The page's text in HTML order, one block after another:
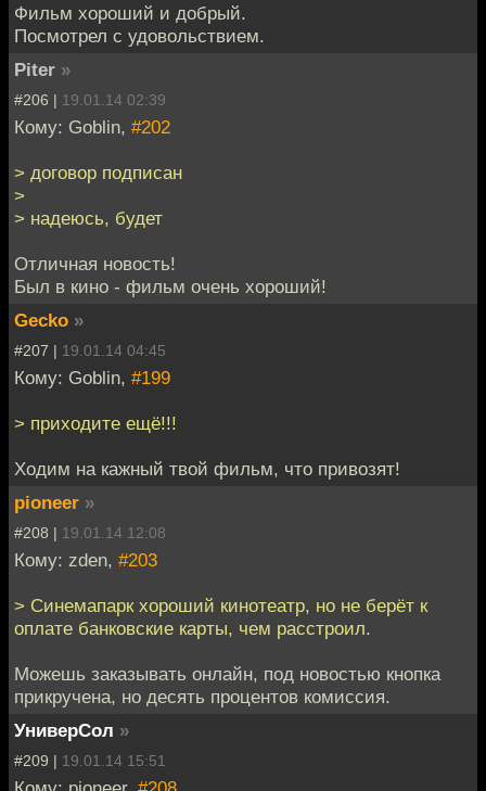
Фильм хороший и добрый.
Посмотрел с удовольствием.
Piter »
#206 | 19.01.14 02:39
Кому: Goblin, #202
> договор подписан
>
> надеюсь, будет
Отличная новость!
Был в кино - фильм очень хороший!
Gecko »
#207 | 19.01.14 04:45
Кому: Goblin, #199
> приходите ещё!!!
Ходим на кажный твой фильм, что привозят!
pioneer »
#208 | 19.01.14 12:08
Кому: zden, #203
> Синемапарк хороший кинотеатр, но не берёт к
оплате банковские карты, чем расстроил.
Можешь заказывать онлайн, под новостью кнопка
прикручена, но десять процентов комиссия.
УниверСол »
#209 | 19.01.14 15:51